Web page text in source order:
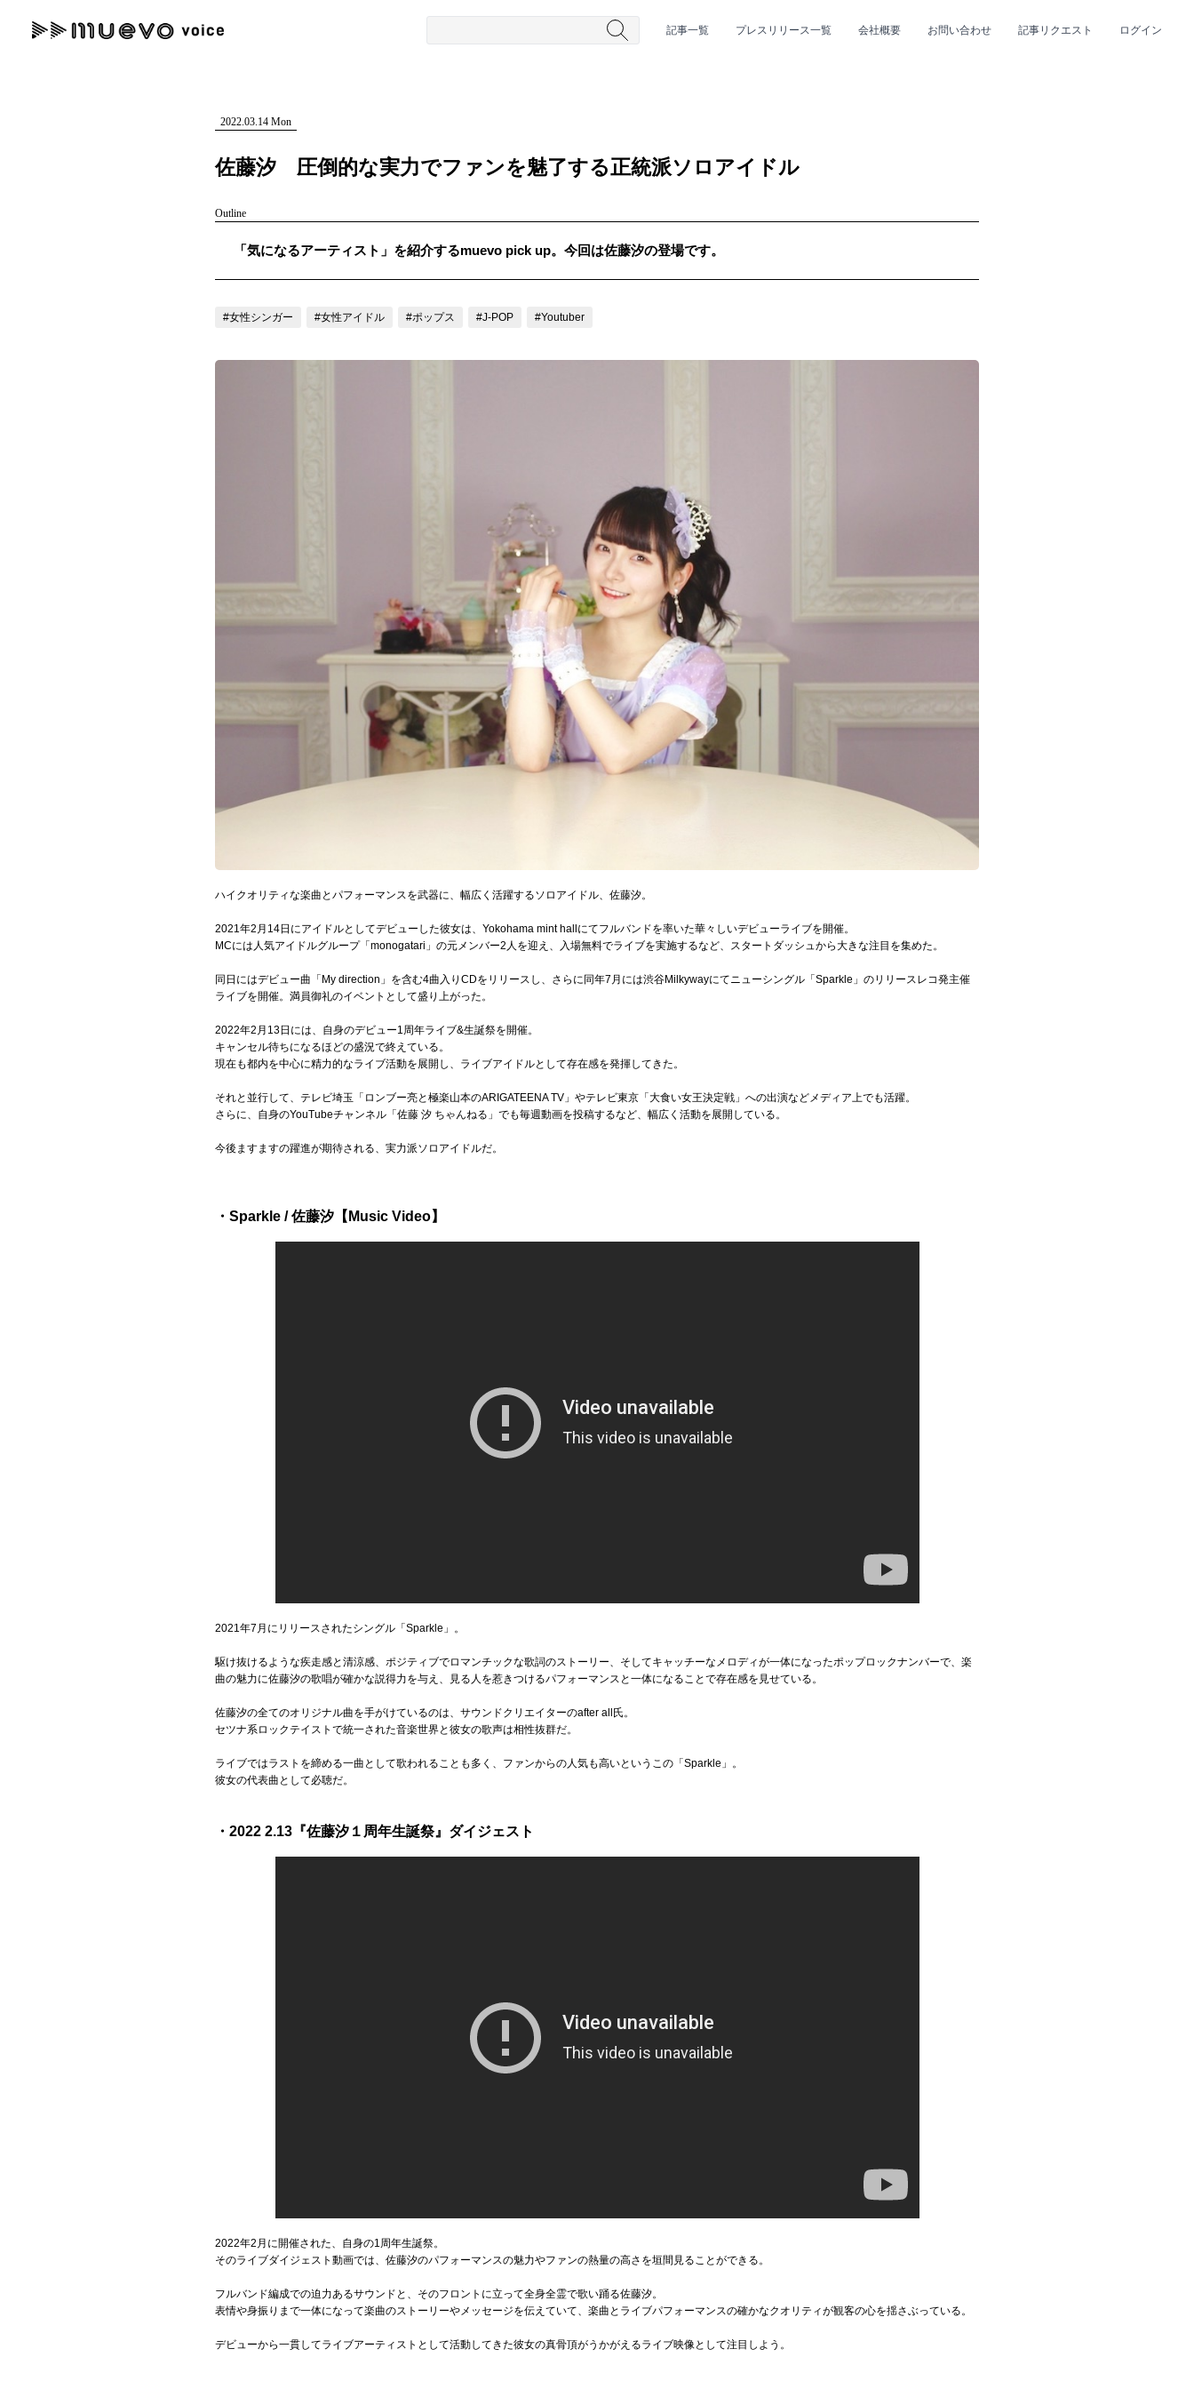
記事一覧 プレスリリース一覧 会社概要 お問い合わせ 記事リクエスト ログイン
#女性SSW #ロック #男性シンガー #HR/HM #女性シンガー #ヒップホップ #男性シンガーグループ #R&B/ソウル
"読者の声を形にする”音楽特化メディア
2022.03.14 Mon
佐藤汐 圧倒的な実力でファンを魅了する正統派ソロアイドル
Outline
「気になるアーティスト」を紹介するmuevo pick up。今回は佐藤汐の登場です。
#女性シンガー #女性アイドル #ポップス #J-POP #Youtuber
ハイクオリティな楽曲とパフォーマンスを武器に、幅広く活躍するソロアイドル、佐藤汐。
2021年2月14日にアイドルとしてデビューした彼女は、Yokohama mint hallにてフルバンドを率いた華々しいデビューライブを開催。
MCには人気アイドルグループ「monogatari」の元メンバー2人を迎え、入場無料でライブを実施するなど、スタートダッシュから大きな注目を集めた。
同日にはデビュー曲「My direction」を含む4曲入りCDをリリースし、さらに同年7月には渋谷Milkywayにてニューシングル「Sparkle」のリリースレコ発主催
ライブを開催。満員御礼のイベントとして盛り上がった。
2022年2月13日には、自身のデビュー1周年ライブ&生誕祭を開催。
キャンセル待ちになるほどの盛況で終えている。
現在も都内を中心に精力的なライブ活動を展開し、ライブアイドルとして存在感を発揮してきた。
それと並行して、テレビ埼玉「ロンブー亮と極楽山本のARIGATEENA TV」やテレビ東京「大食い女王決定戦」への出演などメディア上でも活躍。
さらに、自身のYouTubeチャンネル「佐藤 汐 ちゃんねる」でも毎週動画を投稿するなど、幅広く活動を展開している。
今後ますますの躍進が期待される、実力派ソロアイドルだ。
・Sparkle / 佐藤汐【Music Video】
2021年7月にリリースされたシングル「Sparkle」。
駆け抜けるような疾走感と清涼感、ポジティブでロマンチックな歌詞のストーリー、そしてキャッチーなメロディが一体になったポップロックナンバーで、楽
曲の魅力に佐藤汐の歌唱が確かな説得力を与え、見る人を惹きつけるパフォーマンスと一体になることで存在感を見せている。
佐藤汐の全てのオリジナル曲を手がけているのは、サウンドクリエイターのafter all氏。
セツナ系ロックテイストで統一された音楽世界と彼女の歌声は相性抜群だ。
ライブではラストを締める一曲として歌われることも多く、ファンからの人気も高いというこの「Sparkle」。
彼女の代表曲として必聴だ。
・2022 2.13『佐藤汐１周年生誕祭』ダイジェスト
2022年2月に開催された、自身の1周年生誕祭。
そのライブダイジェスト動画では、佐藤汐のパフォーマンスの魅力やファンの熱量の高さを垣間見ることができる。
フルバンド編成での迫力あるサウンドと、そのフロントに立って全身全霊で歌い踊る佐藤汐。
表情や身振りまで一体になって楽曲のストーリーやメッセージを伝えていて、楽曲とライブパフォーマンスの確かなクオリティが観客の心を揺さぶっている。
デビューから一貫してライブアーティストとして活動してきた彼女の真骨頂がうかがえるライブ映像として注目しよう。